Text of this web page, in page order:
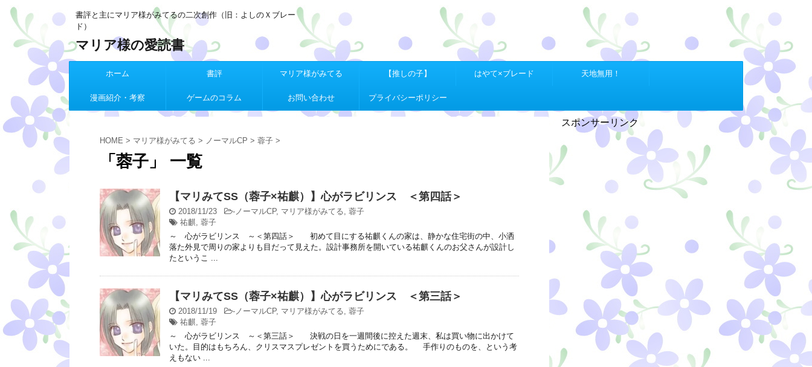
書評と主にマリア様がみてるの二次創作（旧：よしのＸブレー
ド）
マリア様の愛読書
ホーム 書評 マリア様がみてる 【推しの子】 はやて×ブレード 天地無用！
漫画紹介・考察 ゲームのコラム お問い合わせ プライバシーポリシー
HOME > マリア様がみてる > ノーマルCP > 蓉子 >
「蓉子」 一覧
【マリみてSS（蓉子×祐麒）】心がラビリンス ＜第四話＞
2018/11/23 - ノーマルCP, マリア様がみてる, 蓉子
祐麒, 蓉子
～ 心がラビリンス ～＜第四話＞ 初めて目にする祐麒くんの家は、静かな住宅街の中、小洒
落た外見で周りの家よりも目だって見えた。設計事務所を開いている祐麒くんのお父さんが設計し
たというこ ...
【マリみてSS（蓉子×祐麒）】心がラビリンス ＜第三話＞
2018/11/19 - ノーマルCP, マリア様がみてる, 蓉子
祐麒, 蓉子
～ 心がラビリンス ～＜第三話＞ 決戦の日を一週間後に控えた週末、私は買い物に出かけて
いた。目的はもちろん、クリスマスプレゼントを買うためにである。 手作りのものを、という考
えもない ...
スポンサーリンク